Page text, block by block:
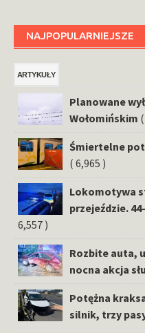
NAJPOPULARNIEJSZE
ARTYKUŁY
Planowane
Wołomińskim
Śmiertelne
( 6,965 )
Lokomotywa
przejeździe.
6,557 )
Rozbite auta,
nocna akcja
Potężna
silnik, trzy